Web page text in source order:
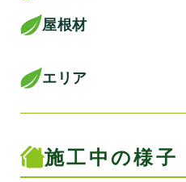
屋根材
エリア
施工中の様子